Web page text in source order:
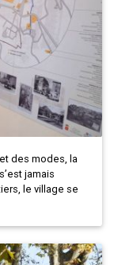
des modes, la
jamais
le village se